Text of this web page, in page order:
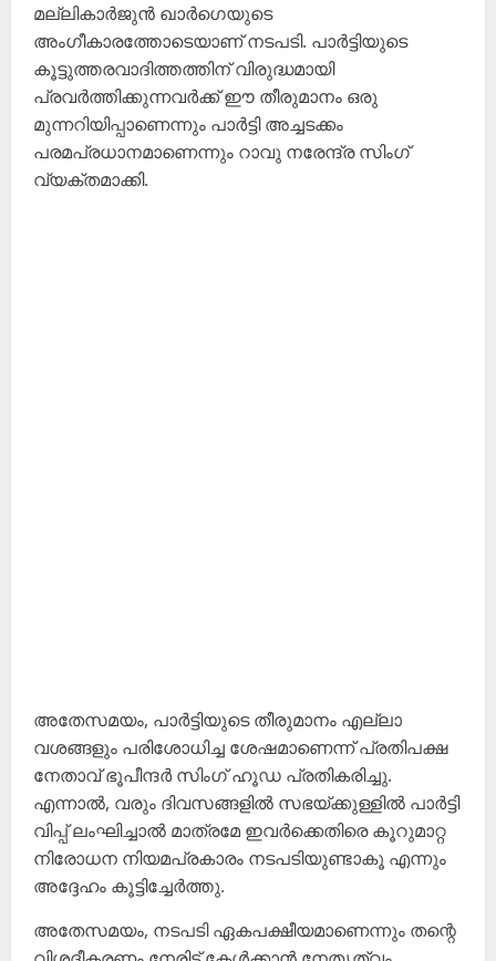
മല്ലികാർജുൻ ഖാർഗെയുടെ
അംഗീകാരത്തോടെയാണ് നടപടി. പാർട്ടിയുടെ
കൂട്ടുത്തരവാദിത്തത്തിന് വിരുദ്ധമായി
പ്രവർത്തിക്കുന്നവർക്ക് ഈ തീരുമാനം ഒരു
മുന്നറിയിപ്പാണെന്നും പാർട്ടി അച്ചടക്കം
പരമപ്രധാനമാണെന്നും റാവു നരേന്ദ്ര സിംഗ്
വ്യക്തമാക്കി.
അതേസമയം, പാർട്ടിയുടെ തീരുമാനം എല്ലാ
വശങ്ങളും പരിശോധിച്ച ശേഷമാണെന്ന് പ്രതിപക്ഷ
നേതാവ് ഭൂപീന്ദർ സിംഗ് ഹൂഡ പ്രതികരിച്ചു.
എന്നാൽ, വരും ദിവസങ്ങളിൽ സഭയ്ക്കുള്ളിൽ പാർട്ടി
വിപ്പ് ലംഘിച്ചാൽ മാത്രമേ ഇവർക്കെതിരെ കൂറുമാറ്റ
നിരോധന നിയമപ്രകാരം നടപടിയുണ്ടാകൂ എന്നും
അദ്ദേഹം കൂട്ടിച്ചേർത്തു.
അതേസമയം, നടപടി ഏകപക്ഷീയമാണെന്നും തന്റെ